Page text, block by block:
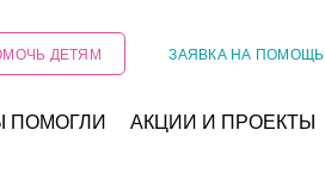
ДЕТЯМ ЗАЯВКА НА ПОМОЩЬ
ПОМОГЛИ АКЦИИ И ПРОЕКТЫ